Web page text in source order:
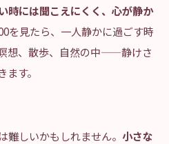
時には聞こえにくく、心が静か
を見たら、一人静かに過ごす時
想、散歩、自然の中——静けさ
す。
難しいかもしれません。 小さな